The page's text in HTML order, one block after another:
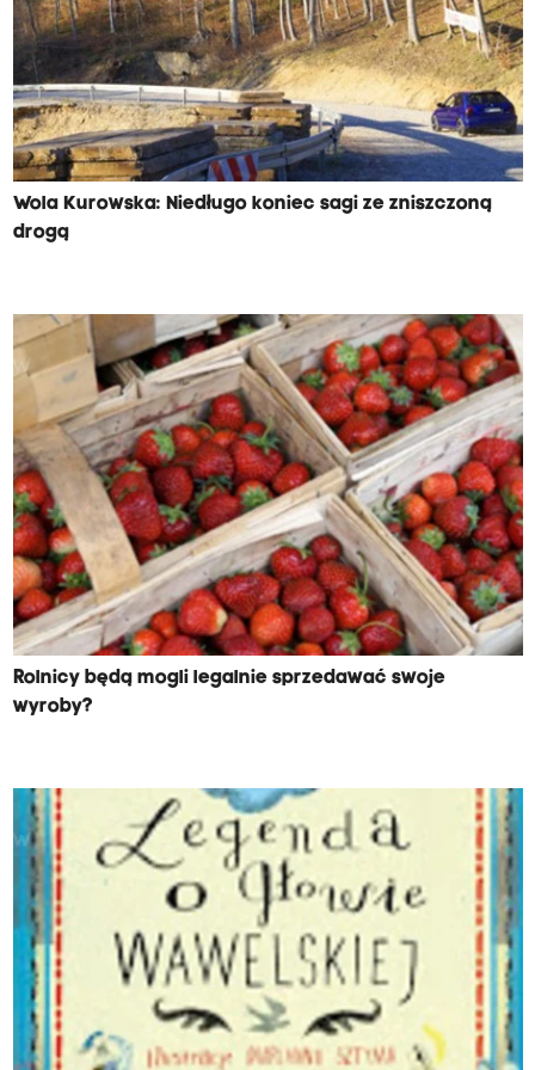
Wola Kurowska: Niedługo koniec sagi ze zniszczoną
drogą
Rolnicy będą mogli legalnie sprzedawać swoje
wyroby?